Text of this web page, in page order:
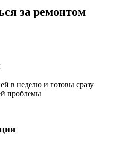
за ремонтом
в неделю и готовы сразу
проблемы